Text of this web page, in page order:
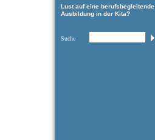
Lust auf eine berufsbegleitende
Ausbildung in der Kita?
Suche